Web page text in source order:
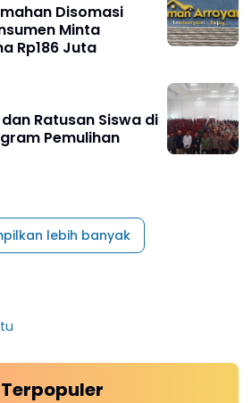
Disomasi
Minta
Rp186 Juta
Ratusan Siswa di
Pemulihan
lebih banyak
Terpopuler